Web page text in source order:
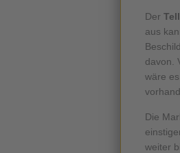
Der
aus
davon.
wäre
Die
weiter